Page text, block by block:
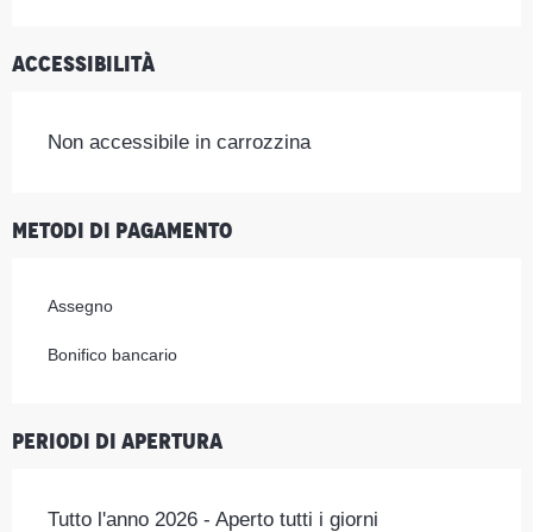
Accessibilità
Non accessibile in carrozzina
Metodi di pagamento
Assegno
Bonifico bancario
Periodi di apertura
Tutto l'anno 2026 - Aperto tutti i giorni